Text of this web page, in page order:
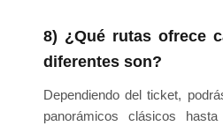
8) ¿Qué rutas ofrece
diferentes son?
Dependiendo del ticket,
panorámicos clásicos